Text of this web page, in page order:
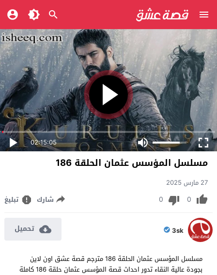
02:15:05
مسلسل المؤسس عثمان الحلقة 186
27 مارس 2025
0
0 شارك تبليغ
3sk تحميل
مسلسل المؤسس عثمان الحلقة 186 مترجم قصة عشق اون لاين
بجودة عالية النقاء تدور احداث قصة المؤسس عثمان حلقة 186 كاملة